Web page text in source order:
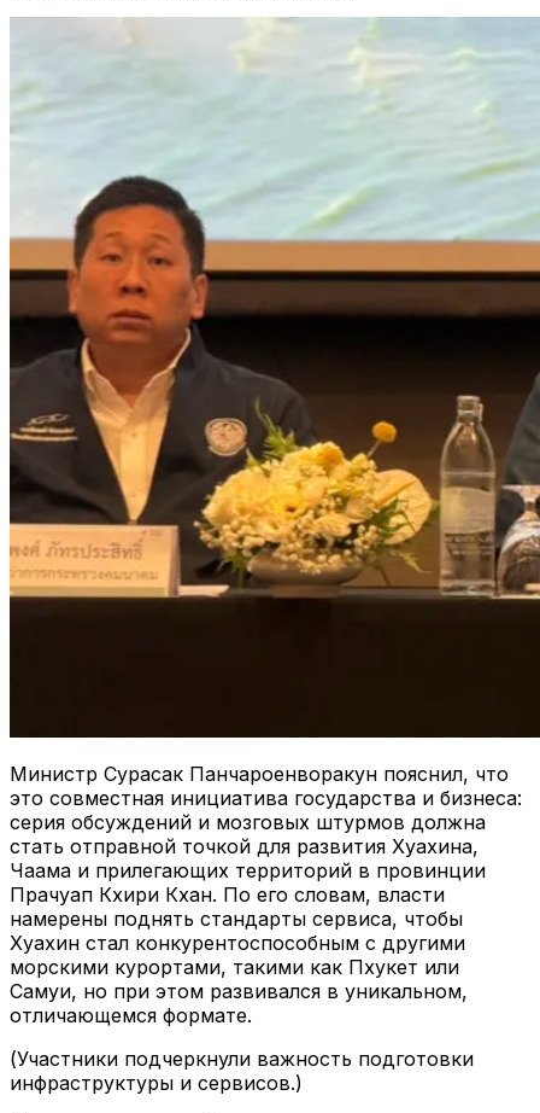
Министр Сурасак Панчароенворакун пояснил, что
это совместная инициатива государства и бизнеса:
серия обсуждений и мозговых штурмов должна
стать отправной точкой для развития Хуахина,
Чаама и прилегающих территорий в провинции
Прачуап Кхири Кхан. По его словам, власти
намерены поднять стандарты сервиса, чтобы
Хуахин стал конкурентоспособным с другими
морскими курортами, такими как Пхукет или
Самуи, но при этом развивался в уникальном,
отличающемся формате.
(Участники подчеркнули важность подготовки
инфраструктуры и сервисов.)